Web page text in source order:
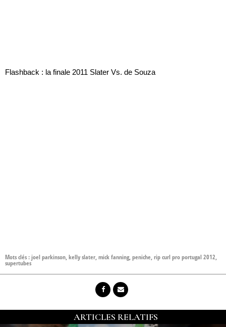
Flashback : la finale 2011 Slater Vs. de Souza
Mots clés :joel parkinson,kelly slater,mick fanning,peniche,rip curl pro portugal 2012,
supertubes
ARTICLES RELATIFS